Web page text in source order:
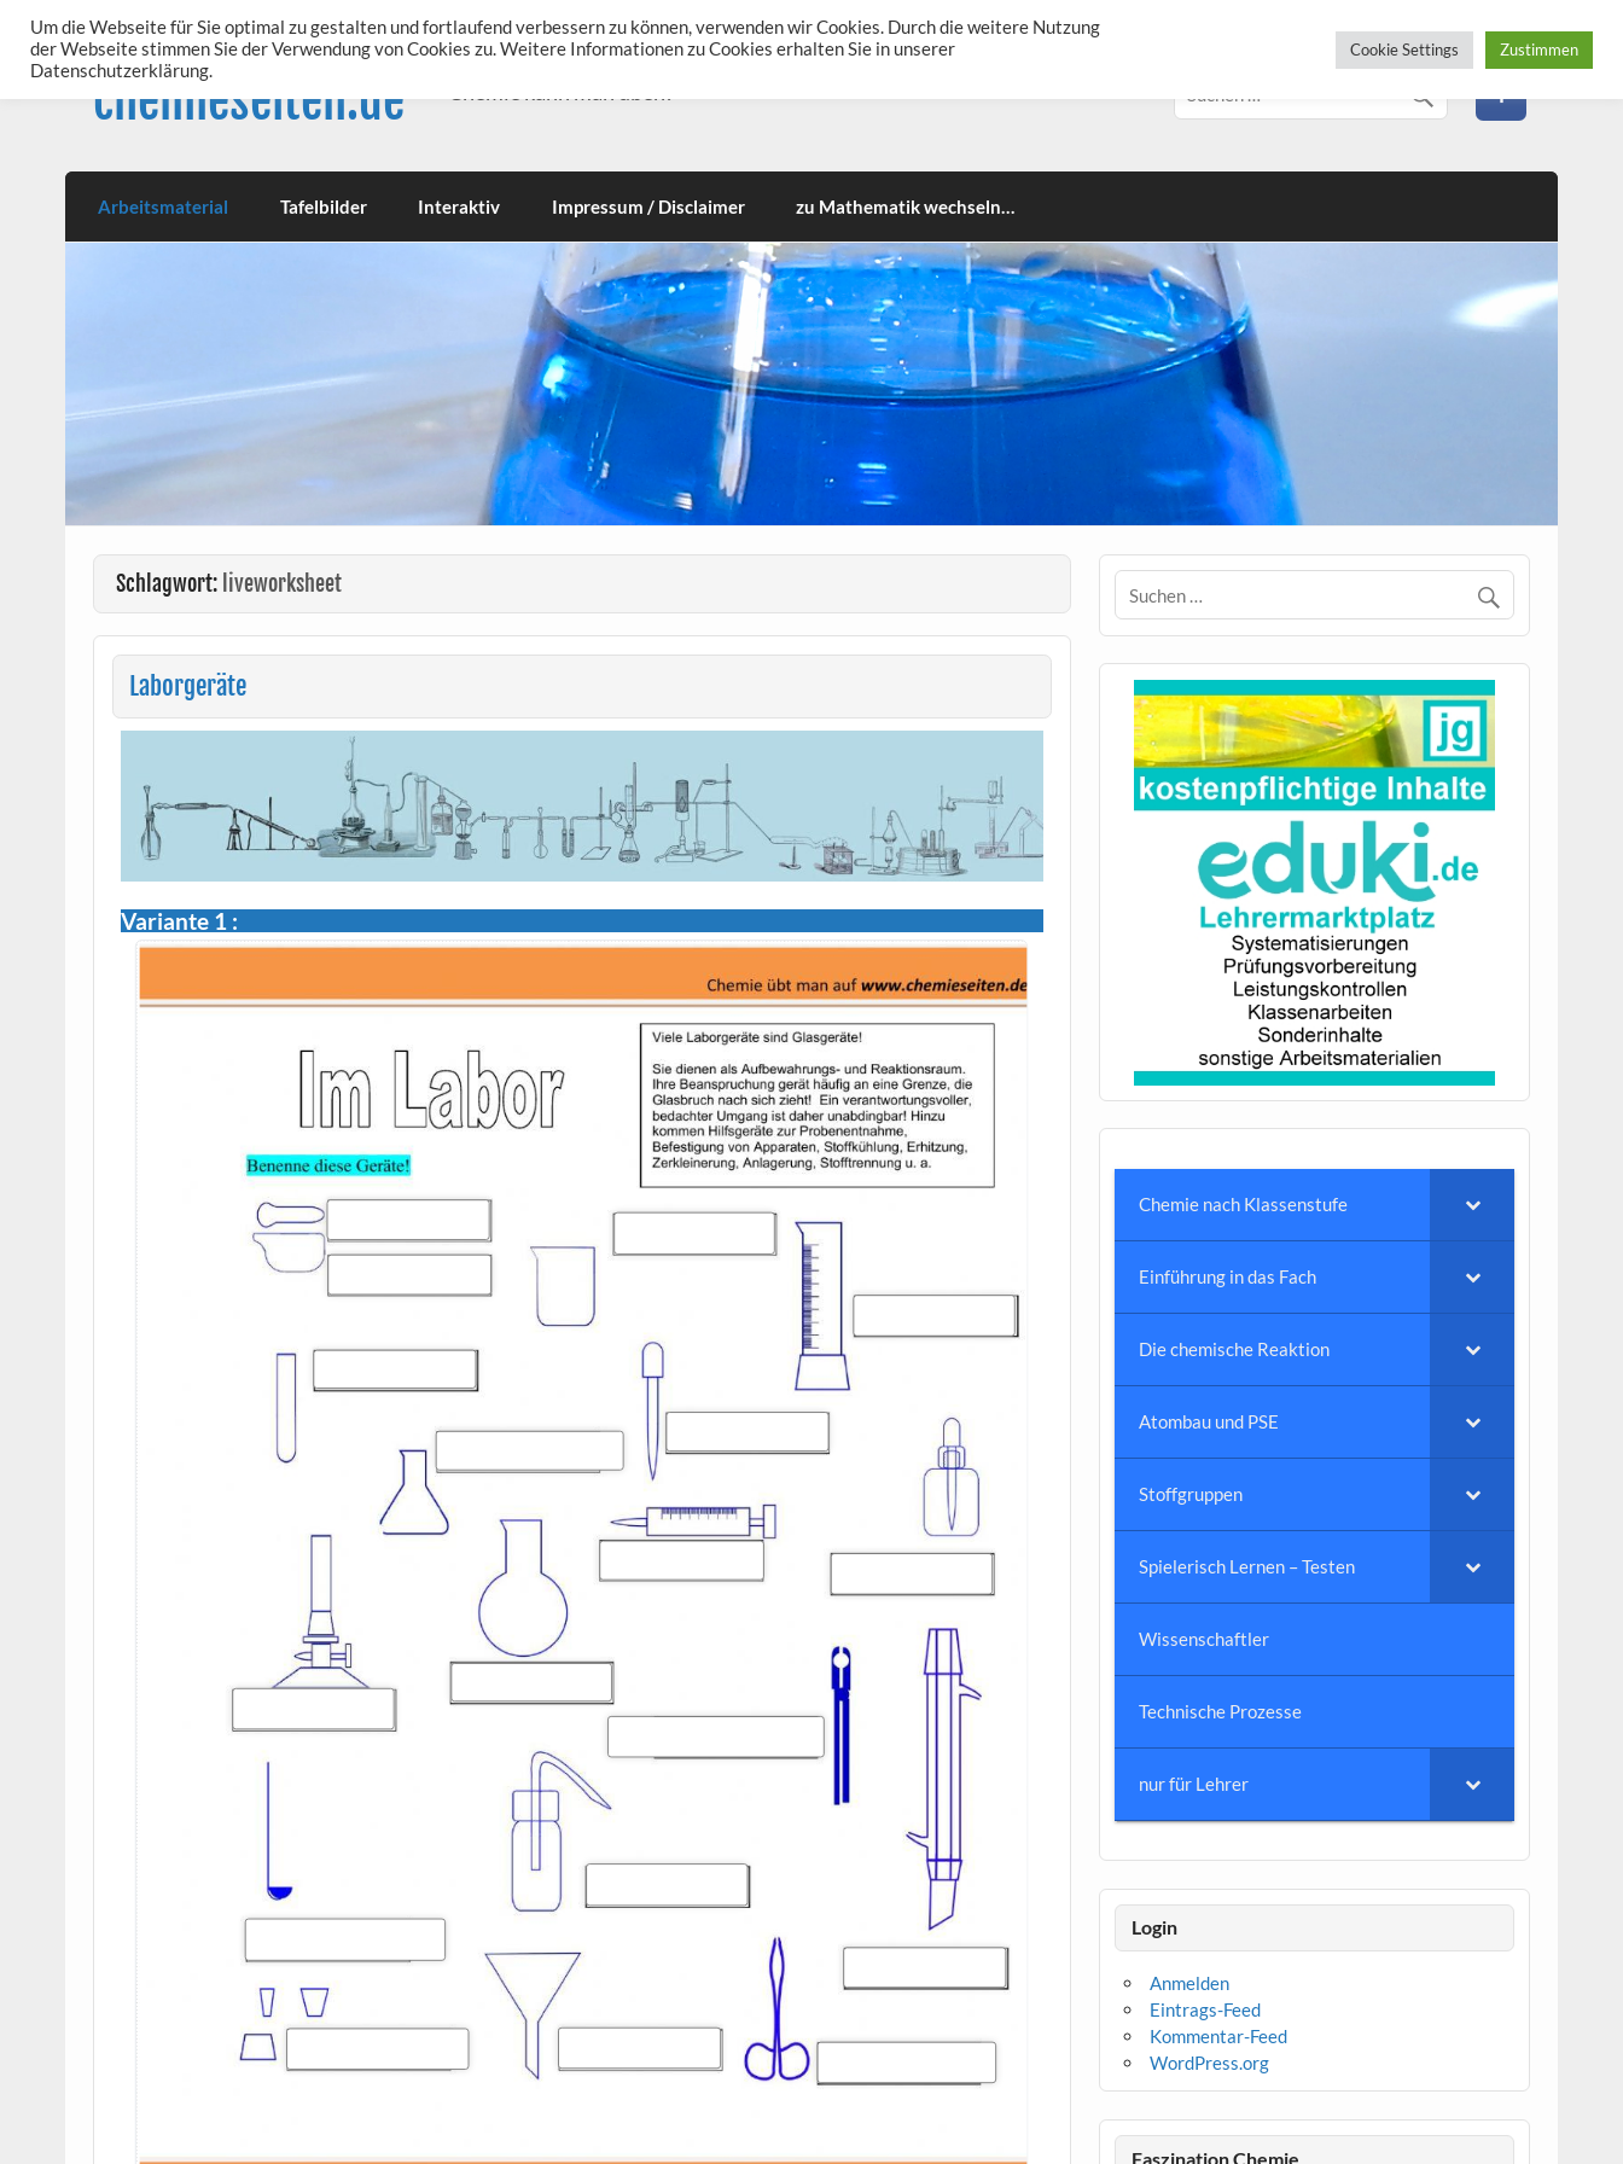
content
chemieseiten.de
Arbeitsmaterial Tafelbilder Interaktiv Impressum / Disclaimer zu Mathematik wechseln…
Schlagwort: liveworksheet
Laborgeräte
Variante 1 :
Chemie nach Klassenstufe
Einführung in das Fach
Die chemische Reaktion
Atombau und PSE
Stoffgruppen
Spielerisch Lernen – Testen
Wissenschaftler
Technische Prozesse
nur für Lehrer
Login
Anmelden
Eintrags-Feed
Kommentar-Feed
WordPress.org
Faszination Chemie
Um die Webseite für Sie optimal zu gestalten und fortlaufend verbessern zu können, verwenden wir Cookies. Durch die weitere Nutzung
der Webseite stimmen Sie der Verwendung von Cookies zu. Weitere Informationen zu Cookies erhalten Sie in unserer
Datenschutzerklärung.
Cookie Settings Zustimmen